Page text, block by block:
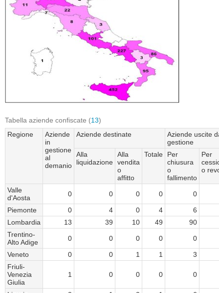
Tabella aziende confiscate (13)
Regione
Aziende
in
gestione
al
demanio
Aziende destinate
Aziende uscite
gestione
Alla
liquidazione
Alla
vendita
o
affitto
Totale
Per
chiusura
o
fallimento
Per
o
Valle
d'Aosta
0 0 0 0 0
Piemonte 0 4 0 4
6
Lombardia
13 39 10 49
90
Trentino-
Alto Adige
0 0 0 0 0
Veneto 0 0 1 1
3
Friuli-
Venezia
Giulia
1 0 0 0 0